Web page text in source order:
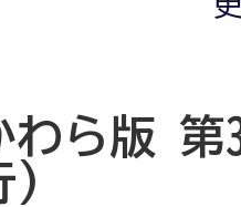
わら版 第
)